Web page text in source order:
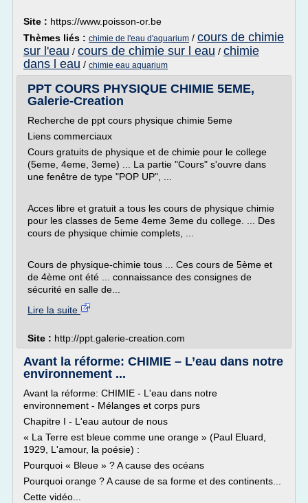
Site : https://www.poisson-or.be
Thèmes liés : chimie de l'eau d'aquarium / cours de chimie
sur l'eau / cours de chimie sur l eau / chimie
dans l eau / chimie eau aquarium
PPT COURS PHYSIQUE CHIMIE 5EME,
Galerie-Creation
Recherche de ppt cours physique chimie 5eme
Liens commerciaux
Cours gratuits de physique et de chimie pour le college
(5eme, 4eme, 3eme) ... La partie "Cours" s'ouvre dans
une fenêtre de type "POP UP", ...
Acces libre et gratuit a tous les cours de physique chimie
pour les classes de 5eme 4eme 3eme du college. ... Des
cours de physique chimie complets, ...
Cours de physique-chimie tous ... Ces cours de 5ème et
de 4ème ont été ... connaissance des consignes de
sécurité en salle de...
Lire la suite
Site : http://ppt.galerie-creation.com
Avant la réforme: CHIMIE – L’eau dans notre
environnement ...
Avant la réforme: CHIMIE - L'eau dans notre
environnement - Mélanges et corps purs
Chapitre I - L'eau autour de nous
« La Terre est bleue comme une orange » (Paul Eluard,
1929, L'amour, la poésie) :
Pourquoi « Bleue » ? A cause des océans
Pourquoi orange ? A cause de sa forme et des continents...
Cette vidéo...